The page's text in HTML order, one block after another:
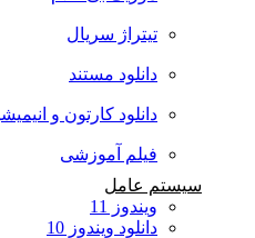
تیتراژ سریال
دانلود مستند
دانلود کارتون و انیمیشن
فیلم آموزشی
سیستم عامل
ویندوز 11
دانلود ویندوز 10